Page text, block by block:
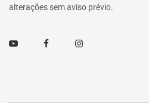
alterações sem aviso prévio.
Youtube FacebookInstagram